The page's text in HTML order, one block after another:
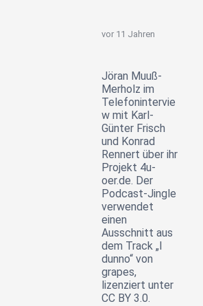
vor 11 Jahren
Jöran Muuß-
Merholz im
Telefonintervie
w mit Karl-
Günter Frisch
und Konrad
Rennert über ihr
Projekt 4u-
oer.de. Der
Podcast-Jingle
verwendet
einen
Ausschnitt aus
dem Track „I
dunno“ von
grapes,
lizenziert unter
CC BY 3.0.